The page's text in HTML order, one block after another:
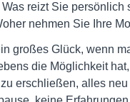
Was reizt Sie persönlich
nehmen Sie Ihre
großes Glück, wenn
die Möglichkeit
erschließen, alles neu